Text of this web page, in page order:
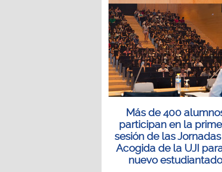
Más de 400
participan en la
sesión de las
Acogida de la UJI
nuevo estudiantado